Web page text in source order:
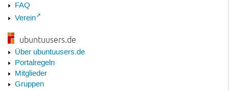
FAQ
Verein
ubuntuusers.de
Über ubuntuusers.de
Portalregeln
Mitglieder
Gruppen